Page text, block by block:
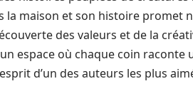
la maison et son histoire promet
des valeurs et de la
espace où chaque coin raconte
d’un des auteurs les plus